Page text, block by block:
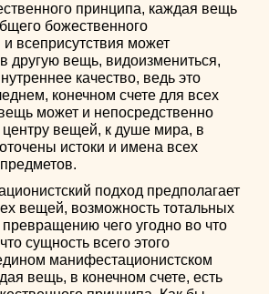
принципа, каждая вещь
божественного
всеприсутствия может
другую вещь, видоизмениться,
качество, ведь это
конечном счете для всех
может и непосредственно
центру вещей, к душе мира, в
истоки и имена всех
подход предполагает
вещей, возможность тотальных
чего угодно во что
сущность всего этого
манифестационистском
вещь, в конечном счете, есть